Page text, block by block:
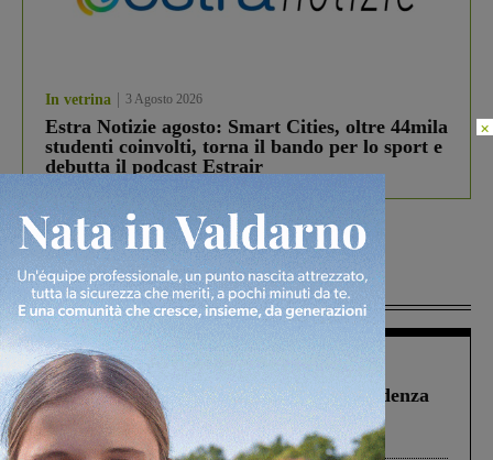
In vetrina 3 Agosto 2026
Estra Notizie agosto: Smart Cities, oltre 44mila
studenti coinvolti, torna il bando per lo sport e
debutta il podcast Estrair
Più lette
Figline Incisa Valdarno 1 Agosto 2026
Piscina di Figline finanziata oltre la scadenza
Pnrr, il gruppo di Fratelli d’Italia: “Un
ringraziamento al Governo”
×